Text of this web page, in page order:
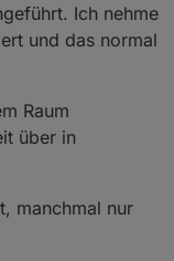
Ich nehme
und das normal
Raum
über in
manchmal nur